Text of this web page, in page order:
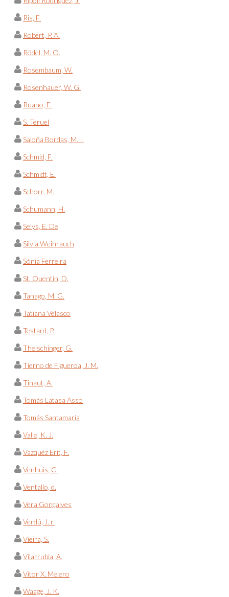
Ris, F.
Robert, P. A.
Rödel, M. O.
Rosembaum, W.
Rosenhauer, W. G.
Ruano, F.
S. Teruel
Saloña Bordas, M. I.
Schmid, F.
Schmidt, E.
Schorr, M.
Schumann, H.
Selys, E. De
Silvia Weihrauch
Sónia Ferreira
St. Quentin, D.
Tanago, M. G.
Tatiana Velasco
Testard, P.
Theischinger, G.
Tierno de Figueroa, J. M.
Tinaut, A.
Tomás Latasa Asso
Tomás Santamaría
Valle, K. J.
Vazquéz Erit, F.
Venhuis, C.
Ventallo, d.
Vera Gonçalves
Verdú, J. r.
Vieira, S.
Vilarrubia, A.
Vítor X. Melero
Waage, J. K.